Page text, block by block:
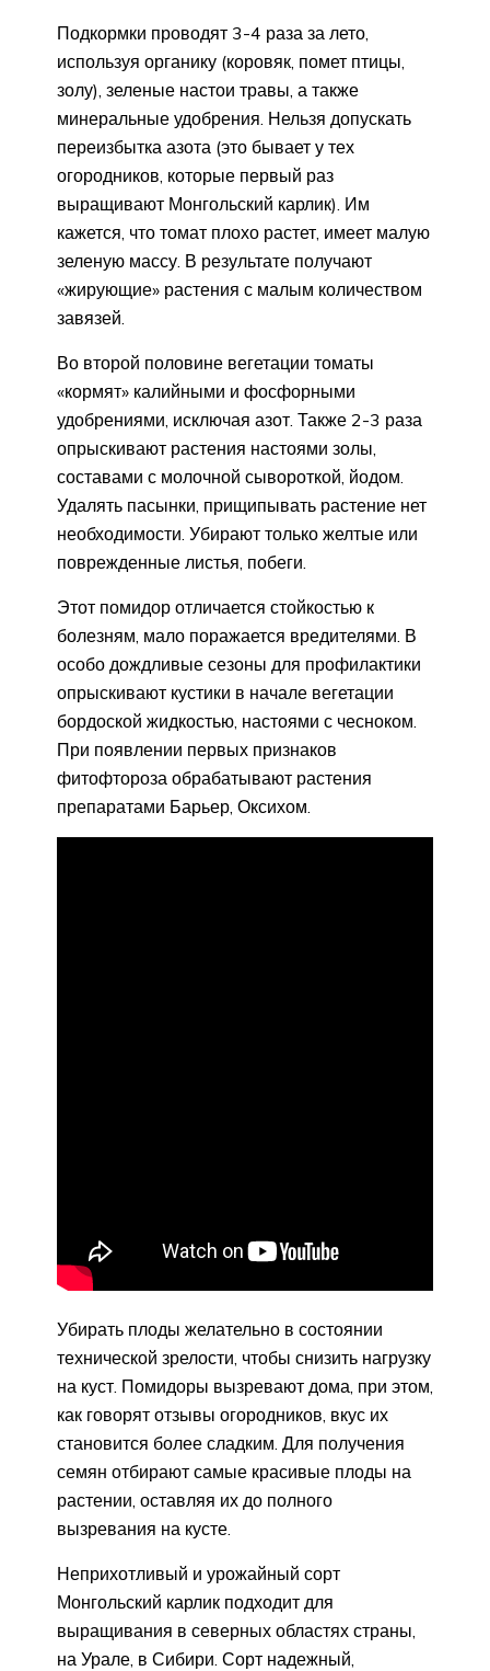
Подкормки проводят 3-4 раза за лето,
используя органику (коровяк, помет птицы,
золу), зеленые настои травы, а также
минеральные удобрения. Нельзя допускать
переизбытка азота (это бывает у тех
огородников, которые первый раз
выращивают Монгольский карлик). Им
кажется, что томат плохо растет, имеет малую
зеленую массу. В результате получают
«жирующие» растения с малым количеством
завязей.
Во второй половине вегетации томаты
«кормят» калийными и фосфорными
удобрениями, исключая азот. Также 2-3 раза
опрыскивают растения настоями золы,
составами с молочной сывороткой, йодом.
Удалять пасынки, прищипывать растение нет
необходимости. Убирают только желтые или
поврежденные листья, побеги.
Этот помидор отличается стойкостью к
болезням, мало поражается вредителями. В
особо дождливые сезоны для профилактики
опрыскивают кустики в начале вегетации
бордоской жидкостью, настоями с чесноком.
При появлении первых признаков
фитофтороза обрабатывают растения
препаратами Барьер, Оксихом.
Убирать плоды желательно в состоянии
технической зрелости, чтобы снизить нагрузку
на куст. Помидоры вызревают дома, при этом,
как говорят отзывы огородников, вкус их
становится более сладким. Для получения
семян отбирают самые красивые плоды на
растении, оставляя их до полного
вызревания на кусте.
Неприхотливый и урожайный сорт
Монгольский карлик подходит для
выращивания в северных областях страны,
на Урале, в Сибири. Сорт надежный,